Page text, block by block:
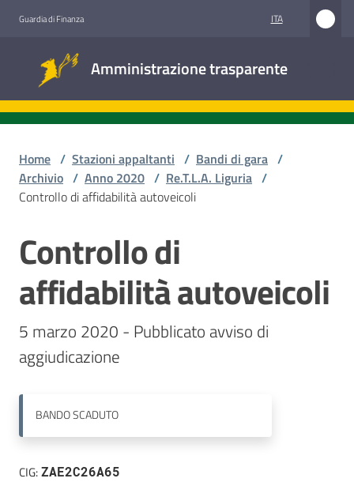
Guardia di Finanza ITA
Amministrazione trasparente
trasparente
Stazioni
appaltanti
Contatti
Home / Stazioni appaltanti / Bandi di gara /
Archivio / Anno 2020 / Re.T.L.A. Liguria /
Controllo di affidabilità autoveicoli
Salta al contenuto
Controllo di
affidabilità autoveicoli
5 marzo 2020 - Pubblicato avviso di
aggiudicazione
BANDOSCADUTO
CIG:ZAE2C26A65